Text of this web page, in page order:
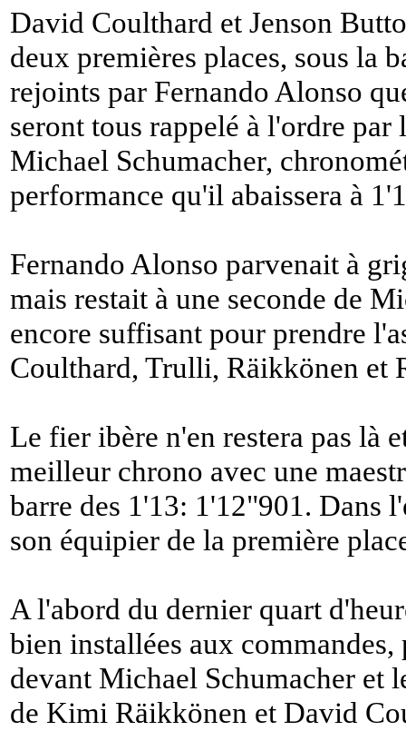
David Coulthard et Jenson
deux premières places, sous la
rejoints par Fernando Alonso
seront tous rappelé à l'ordre par
Michael Schumacher,
performance qu'il abaissera à
Fernando Alonso parvenait à
mais restait à une seconde de
encore suffisant pour prendre
Coulthard, Trulli, Räikkönen et
Le fier ibère n'en restera pas là
meilleur chrono avec une
barre des 1'13: 1'12"901. Dans
son équipier de la première
A l'abord du dernier quart
bien installées aux commandes,
devant Michael Schumacher et
de Kimi Räikkönen et David